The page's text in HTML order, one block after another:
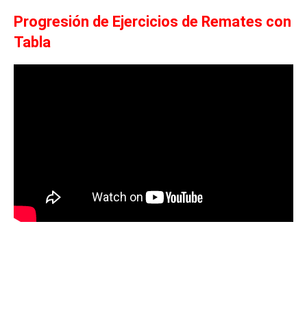
Progresión de Ejercicios de Remates con
Tabla